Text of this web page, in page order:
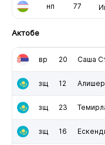
нп 77
Актобе
вр 20 Саша
зщ 12
зщ 23
зщ 16